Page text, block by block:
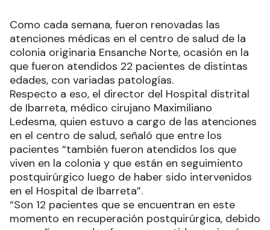
Como cada semana, fueron renovadas las
atenciones médicas en el centro de salud de la
colonia originaria Ensanche Norte, ocasión en la
que fueron atendidos 22 pacientes de distintas
edades, con variadas patologías.
Respecto a eso, el director del Hospital distrital
de Ibarreta, médico cirujano Maximiliano
Ledesma, quien estuvo a cargo de las atenciones
en el centro de salud, señaló que entre los
pacientes “también fueron atendidos los que
viven en la colonia y que están en seguimiento
postquirúrgico luego de haber sido intervenidos
en el Hospital de Ibarreta”.
“Son 12 pacientes que se encuentran en este
momento en recuperación postquirúrgica, debido